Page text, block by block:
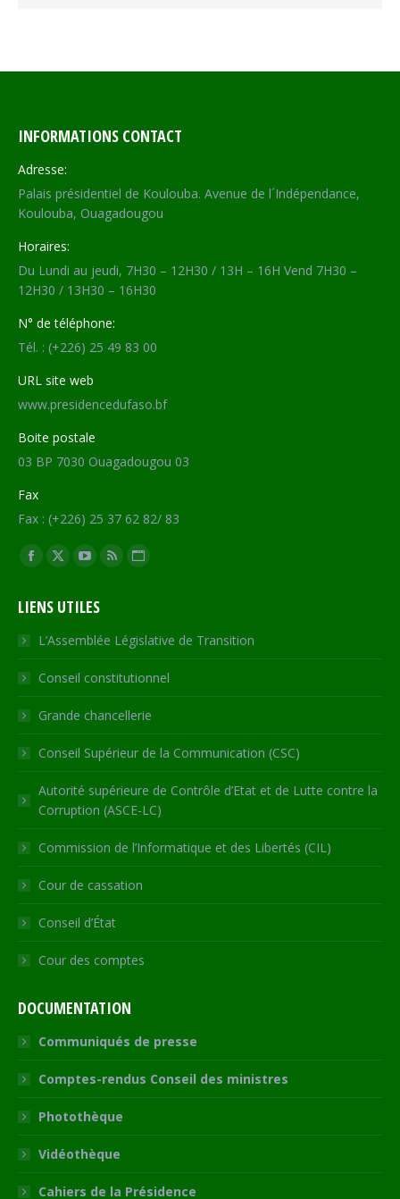
INFORMATIONS CONTACT
Adresse:
Palais présidentiel de Koulouba. Avenue de l´Indépendance,
Koulouba, Ouagadougou
Horaires:
Du Lundi au jeudi, 7H30 – 12H30 / 13H – 16H Vend 7H30 –
12H30 / 13H30 – 16H30
N° de téléphone:
Tél. : (+226) 25 49 83 00
URL site web
www.presidencedufaso.bf
Boite postale
03 BP 7030 Ouagadougou 03
Fax
Fax : (+226) 25 37 62 82/ 83
Trouvez nous sur :
Facebook
opens
in
new
window
X
opens
in
new
window
YouTube
opens
in
new
window
RSS
in
new
window
Site
opens
in
new
LIENS UTILES
L’Assemblée Législative de Transition
Conseil constitutionnel
Grande chancellerie
Conseil Supérieur de la Communication (CSC)
Autorité supérieure de Contrôle d’Etat et de Lutte contre la
Corruption (ASCE-LC)
Commission de l’Informatique et des Libertés (CIL)
Cour de cassation
Conseil d’État
Cour des comptes
DOCUMENTATION
Communiqués de presse
Comptes-rendus Conseil des ministres
Photothèque
Vidéothèque
Cahiers de la Présidence